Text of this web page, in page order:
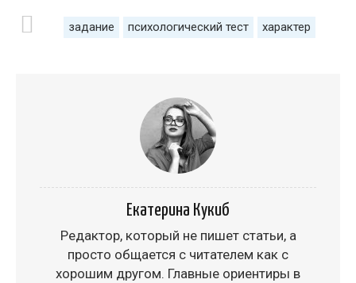
задание психологический тест характер
Екатерина Кукиб
Редактор, который не пишет статьи, а
просто общается с читателем как с
хорошим другом. Главные ориентиры в